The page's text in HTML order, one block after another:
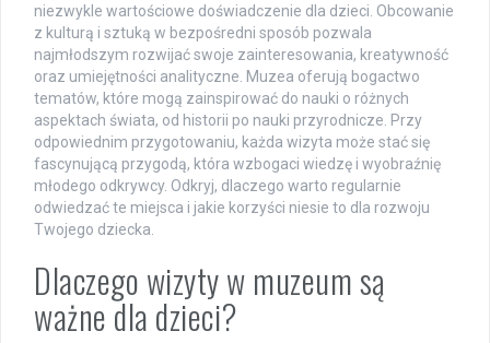
niezwykle wartościowe doświadczenie dla dzieci. Obcowanie
z kulturą i sztuką w bezpośredni sposób pozwala
najmłodszym rozwijać swoje zainteresowania, kreatywność
oraz umiejętności analityczne. Muzea oferują bogactwo
tematów, które mogą zainspirować do nauki o różnych
aspektach świata, od historii po nauki przyrodnicze. Przy
odpowiednim przygotowaniu, każda wizyta może stać się
fascynującą przygodą, która wzbogaci wiedzę i wyobraźnię
młodego odkrywcy. Odkryj, dlaczego warto regularnie
odwiedzać te miejsca i jakie korzyści niesie to dla rozwoju
Twojego dziecka.
Dlaczego wizyty w muzeum są
ważne dla dzieci?